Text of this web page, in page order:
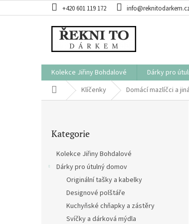
na
+420 601 119 172
Kolekce Jiřiny Bohdalové Dárky pro
Domů Klíčenky Domácí mazlíčci a
kategorie
Kategorie
Kolekce Jiřiny Bohdalové
Dárky pro útulný domov
Originální tašky a kabelky
Designové polštáře
Kuchyňské chňapky a zástěry
Svíčky a dárková mýdla